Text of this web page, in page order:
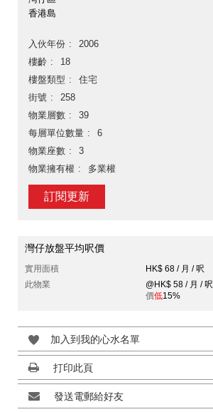
香港島
入伙年份
2006
樓齡
18
樓盤類型
住宅
街號
258
物業層數
39
每層單位數量
6
物業座數
3
物業擁有權
多業權
訂閱更新
灣仔放盤平均呎價
實用面積
HK$ 68 / 月 / 呎
此物業
@HK$ 58 / 月 / 呎
價低15%
加入到我的心水名單
打印此頁
發送電郵給好友